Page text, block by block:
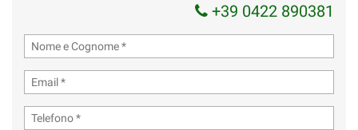
+39 0422 890381